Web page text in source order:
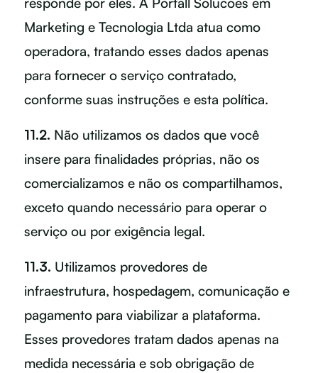
Marketing e Tecnologia Ltda atua como
operadora, tratando esses dados apenas
para fornecer o serviço contratado,
conforme suas instruções e esta política.
11.2. Não utilizamos os dados que você
insere para finalidades próprias, não os
comercializamos e não os compartilhamos,
exceto quando necessário para operar o
serviço ou por exigência legal.
11.3. Utilizamos provedores de
infraestrutura, hospedagem, comunicação e
pagamento para viabilizar a plataforma.
Esses provedores tratam dados apenas na
medida necessária e sob obrigação de